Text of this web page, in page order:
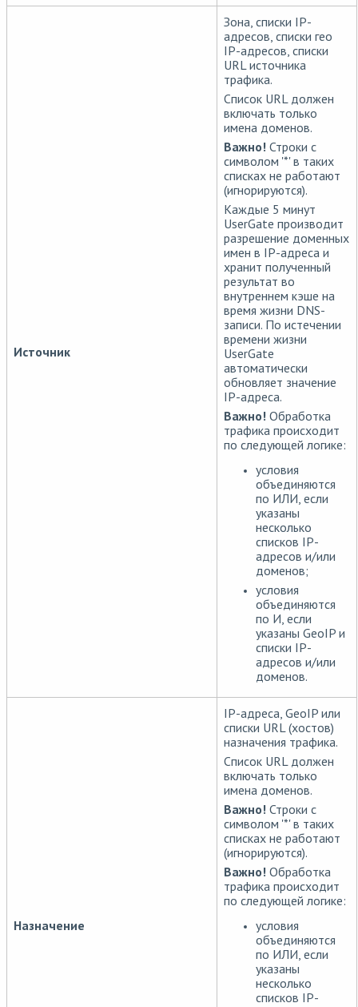
Источник
Зона, списки IP-
адресов, списки гео
IP-адресов, списки
URL источника
трафика.
Список URL должен
включать только
имена доменов.
Важно! Строки с
символом '*' в таких
списках не работают
(игнорируются).
Каждые 5 минут
UserGate производит
разрешение доменных
имен в IP-адреса и
хранит полученный
результат во
внутреннем кэше на
время жизни DNS-
записи. По истечении
времени жизни
UserGate
автоматически
обновляет значение
IP-адреса.
Важно! Обработка
трафика происходит
по следующей логике:
условия
объединяются
по ИЛИ, если
указаны
несколько
списков IP-
адресов и/или
доменов;
условия
объединяются
по И, если
указаны GeoIP и
списки IP-
адресов и/или
доменов.
Назначение
IP-адреса, GeoIP или
списки URL (хостов)
назначения трафика.
Список URL должен
включать только
имена доменов.
Важно! Строки с
символом '*' в таких
списках не работают
(игнорируются).
Важно! Обработка
трафика происходит
по следующей логике:
условия
объединяются
по ИЛИ, если
указаны
несколько
списков IP-